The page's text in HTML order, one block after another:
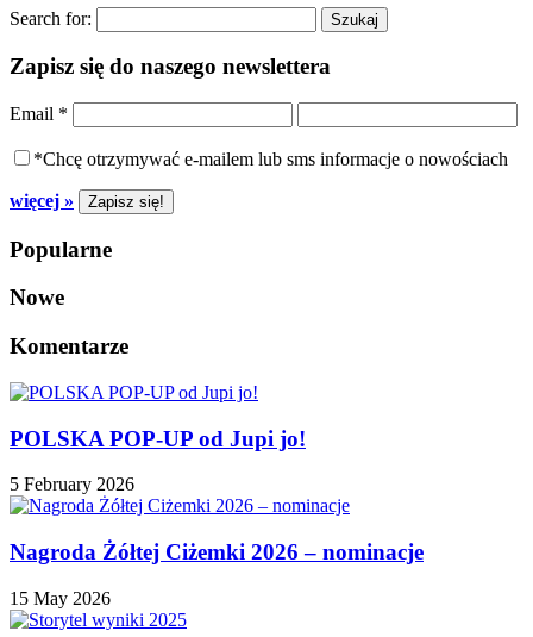
Search for:
Zapisz się do naszego newslettera
Email *
*Chcę otrzymywać e-mailem lub sms informacje o nowościach
więcej »
Popularne
Nowe
Komentarze
POLSKA POP-UP od Jupi jo!
5 February 2026
Nagroda Żółtej Ciżemki 2026 – nominacje
15 May 2026